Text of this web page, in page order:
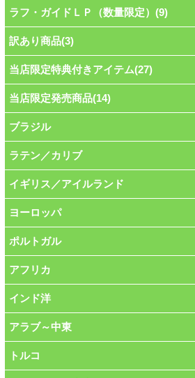
ラフ・ガイドＬＰ（数量限定）(9)
訳あり商品(3)
当店限定特典付きアイテム(27)
当店限定発売商品(14)
ブラジル
ラテン／カリブ
イギリス／アイルランド
ヨーロッパ
ポルトガル
アフリカ
インド洋
アラブ～中東
トルコ